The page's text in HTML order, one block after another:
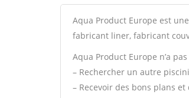
Aqua Product Europe est
fabricant liner, fabricant
Aqua Product Europe n’a
– Rechercher un autre
– Recevoir des bons plans